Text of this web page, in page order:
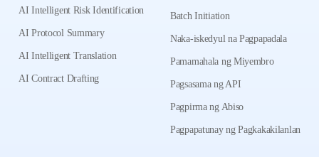
AI Intelligent Risk Identification
AI Protocol Summary
AI Intelligent Translation
AI Contract Drafting
Batch Initiation
Naka-iskedyul na Pagpapadala
Pamamahala ng Miyembro
Pagsasama ng API
Pagpirma ng Abiso
Pagpapatunay ng Pagkakakilanlan